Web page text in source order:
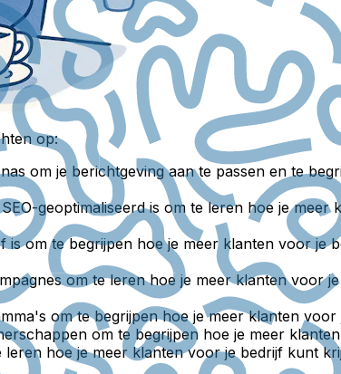
op:
om je berichtgeving aan te passen en te
geoptimaliseerd is om te leren hoe je
is om te begrijpen hoe je meer klanten voor je
om te leren hoe je meer klanten voor
om te begrijpen hoe je meer klanten
om te begrijpen hoe je meer
hoe je meer klanten voor je bedrijf kunt